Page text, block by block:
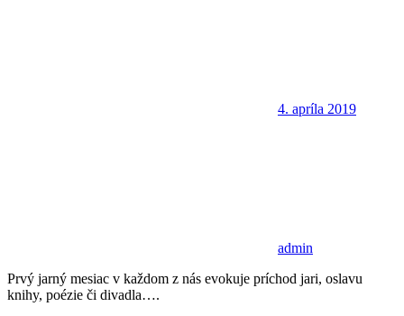
4. apríla 2019
admin
Prvý jarný mesiac v každom z nás evokuje príchod jari, oslavu
knihy, poézie či divadla….